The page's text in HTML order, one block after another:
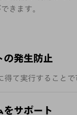
きます。
の発生防止
得て実行することで
をサポート